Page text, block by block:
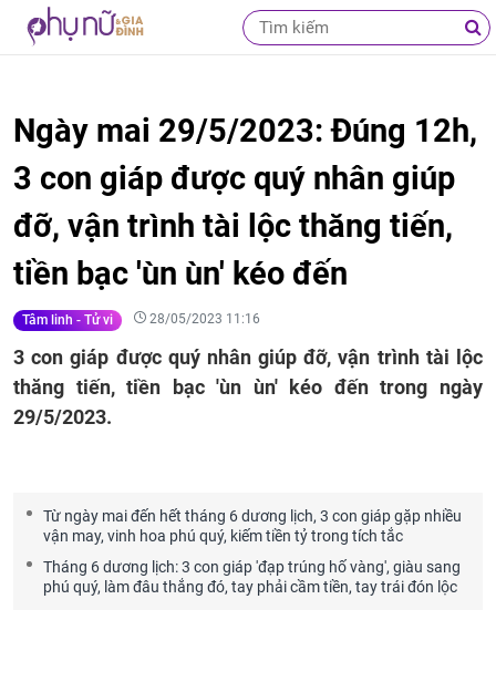
Ngày mai 29/5/2023: Đúng 12h,
3 con giáp được quý nhân giúp
đỡ, vận trình tài lộc thăng tiến,
tiền bạc 'ùn ùn' kéo đến
Tâm linh - Tử vi 28/05/2023 11:16
3 con giáp được quý nhân giúp đỡ, vận trình tài lộc
thăng tiến, tiền bạc 'ùn ùn' kéo đến trong ngày
29/5/2023.
Từ ngày mai đến hết tháng 6 dương lịch, 3 con giáp gặp nhiều
vận may, vinh hoa phú quý, kiếm tiền tỷ trong tích tắc
Tháng 6 dương lịch: 3 con giáp 'đạp trúng hố vàng', giàu sang
phú quý, làm đâu thắng đó, tay phải cầm tiền, tay trái đón lộc